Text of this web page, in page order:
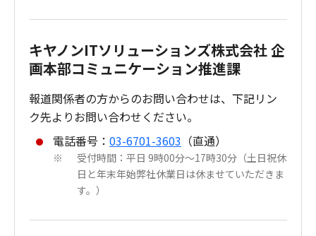
キヤノンITソリューションズ株式会社 企
画本部コミュニケーション推進課
報道関係者の方からのお問い合わせは、下記リン
ク先よりお問い合わせください。
電話番号： 03-6701-3603 （直通）
※
受付時間：平日 9時00分～17時30分（土日祝休
日と年末年始弊社休業日は休ませていただきま
す。）